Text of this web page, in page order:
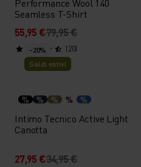
Performance Wool 140
Seamless T-Shirt
55,95 €79,95 €
(20)
-20%
Saldi estivi
% % % % %
Intimo Tecnico Active Light
Canotta
27,95 €34,95 €